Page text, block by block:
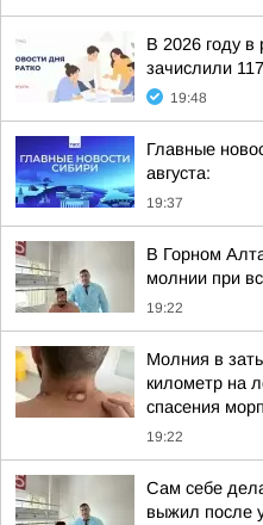
В 2026 году в
зачислили
19:48
Главные
августа:
19:37
В Горном
молнии при
19:22
Молния в
километр на
спасения
19:22
Сам себе
выжил после